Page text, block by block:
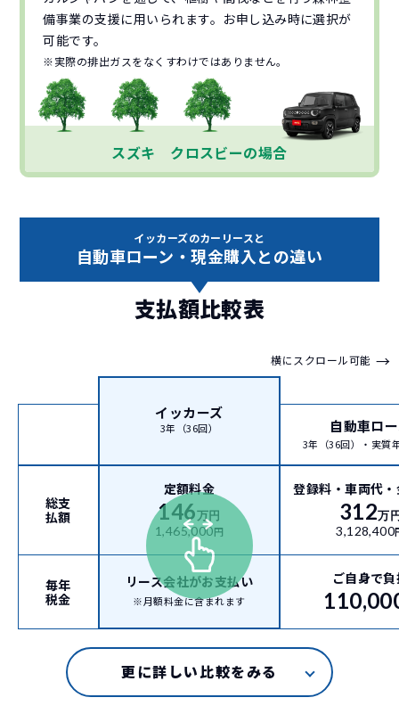
備事業の支援に用いられます。お申し込み時に選択が
可能です。
※実際の排出ガスをなくすわけではありません。
スズキ クロスビーの場合
イッカーズのカーリースと
自動車ローン・現金購入との違い
支払額比較表
横にスクロール可能 →
イッカーズ
3年（36回） 自動車ロ
3年（36回）・実質
総支
払額
定額料金
146万円
1,465,000円
登録料・車両代
312万
3,128,400
毎年
税金
リース会社がお支払い
※月額料金に含まれます
ご自身で